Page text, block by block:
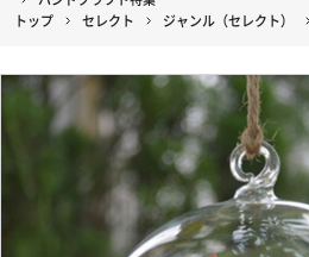
トップ
セレクト ジャンル（セレクト）